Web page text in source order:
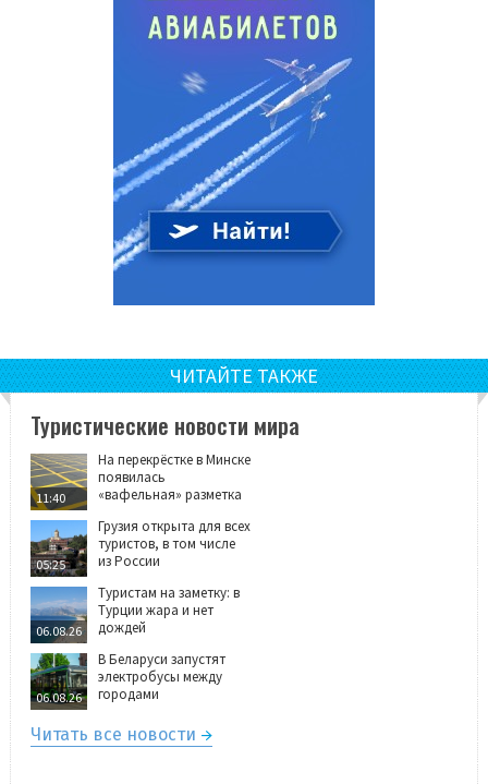
ЧИТАЙТЕ ТАКЖЕ
Туристические новости мира
11:40
На перекрёстке в Минске
появилась
«вафельная» разметка
05:25
Грузия открыта для всех
туристов, в том числе
из России
06.08.26
Туристам на заметку: в
Турции жара и нет
дождей
06.08.26
В Беларуси запустят
электробусы между
городами
Читать все новости